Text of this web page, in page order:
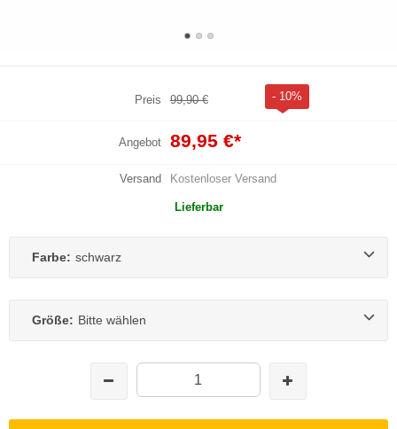
Preis 99,90 € - 10%
Angebot 89,95 €*
Versand Kostenloser Versand
Lieferbar
Farbe: schwarz
Größe: Bitte wählen